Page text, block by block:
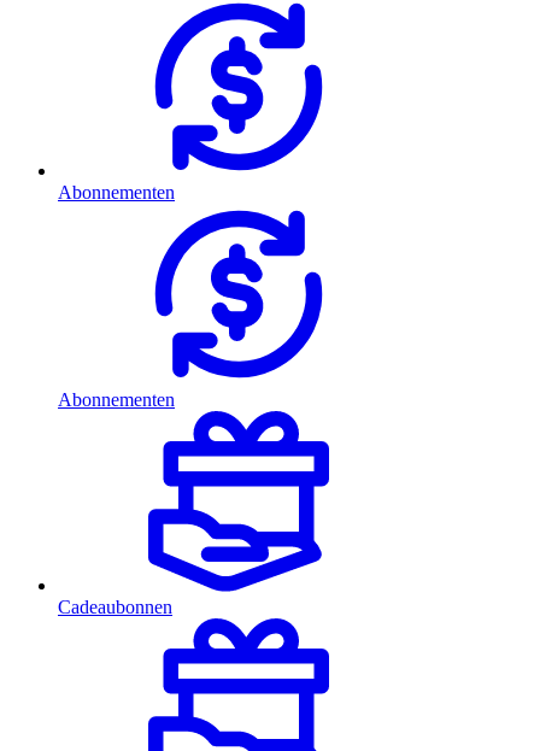
Abonnementen
Abonnementen
Cadeaubonnen